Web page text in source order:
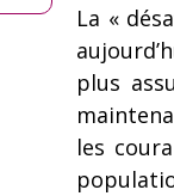
La «
plus
les